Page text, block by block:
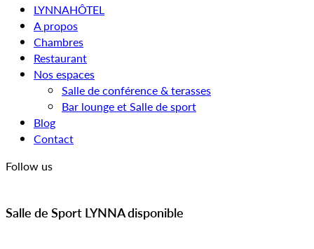
LYNNAHÔTEL
A propos
Chambres
Restaurant
Nos espaces
Salle de conférence & terasses
Bar lounge et Salle de sport
Blog
Contact
Follow us
Salle de Sport LYNNA disponible